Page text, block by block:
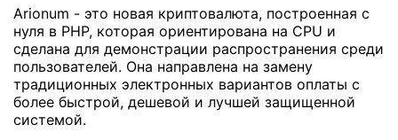
Arionum - это новая криптовалюта, построенная с
нуля в PHP, которая ориентирована на CPU и
сделана для демонстрации распространения среди
пользователей. Она направлена на замену
традиционных электронных вариантов оплаты с
более быстрой, дешевой и лучшей защищенной
системой.